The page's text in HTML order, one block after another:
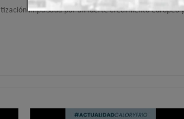
impulsada por un fuerte crecimiento europeo